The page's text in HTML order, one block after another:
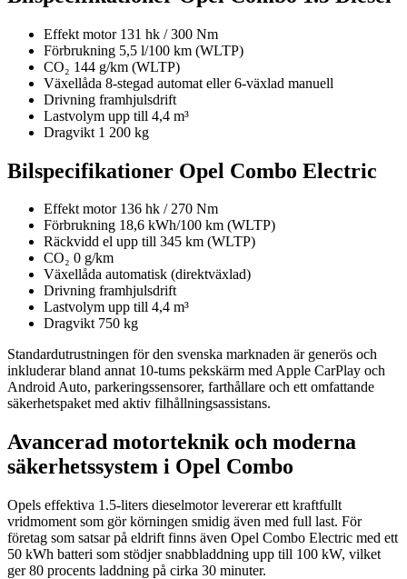
Effekt motor 131 hk / 300 Nm
Förbrukning 5,5 l/100 km (WLTP)
CO₂ 144 g/km (WLTP)
Växellåda 8-stegad automat eller 6-växlad manuell
Drivning framhjulsdrift
Lastvolym upp till 4,4 m³
Dragvikt 1 200 kg
Bilspecifikationer Opel Combo Electric
Effekt motor 136 hk / 270 Nm
Förbrukning 18,6 kWh/100 km (WLTP)
Räckvidd el upp till 345 km (WLTP)
CO₂ 0 g/km
Växellåda automatisk (direktväxlad)
Drivning framhjulsdrift
Lastvolym upp till 4,4 m³
Dragvikt 750 kg
Standardutrustningen för den svenska marknaden är generös och
inkluderar bland annat 10-tums pekskärm med Apple CarPlay och
Android Auto, parkeringssensorer, farthållare och ett omfattande
säkerhetspaket med aktiv filhållningsassistans.
Avancerad motorteknik och moderna
säkerhetssystem i Opel Combo
Opels effektiva 1.5-liters dieselmotor levererar ett kraftfullt
vridmoment som gör körningen smidig även med full last. För
företag som satsar på eldrift finns även Opel Combo Electric med ett
50 kWh batteri som stödjer snabbladdning upp till 100 kW, vilket
ger 80 procents laddning på cirka 30 minuter.